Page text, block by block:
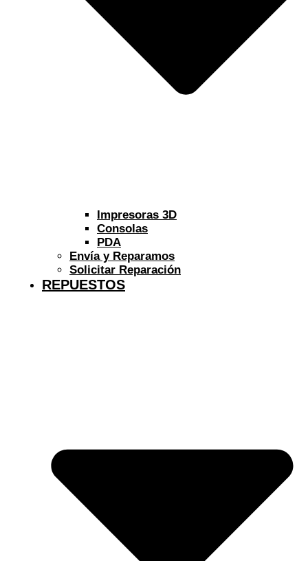
Impresoras 3D
Consolas
PDA
Envía y Reparamos
Solicitar Reparación
REPUESTOS